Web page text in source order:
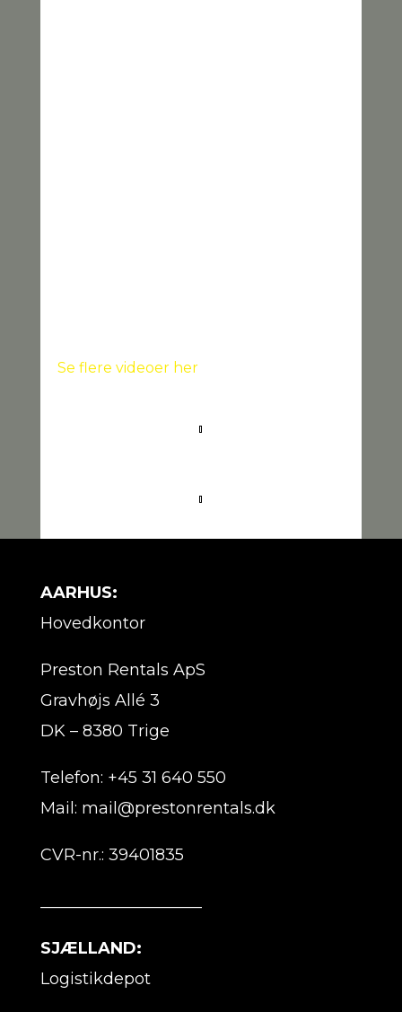
Se flere videoer her
AARHUS:
Hovedkontor
Preston Rentals ApS
Gravhøjs Allé 3
DK – 8380 Trige
Telefon: +45 31 640 550
Mail: mail@prestonrentals.dk
CVR-nr.: 39401835
SJÆLLAND:
Logistikdepot